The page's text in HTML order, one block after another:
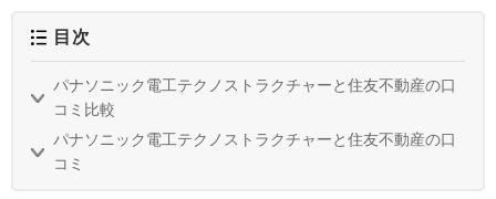
目次
パナソニック電工テクノストラクチャーと住友不動産の口
コミ比較
パナソニック電工テクノストラクチャーと住友不動産の口
コミ